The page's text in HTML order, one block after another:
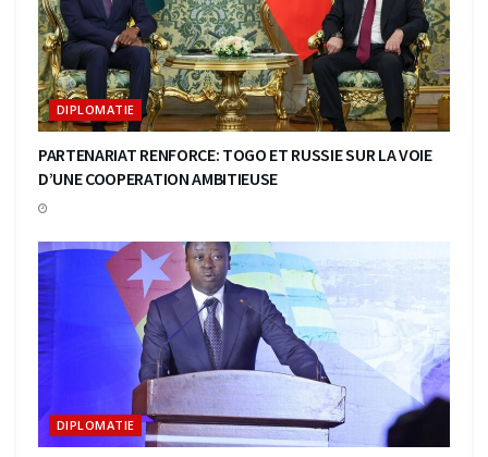
DIPLOMATIE
PARTENARIAT RENFORCE: TOGO ET RUSSIE SUR LA VOIE
D’UNE COOPERATION AMBITIEUSE
DIPLOMATIE